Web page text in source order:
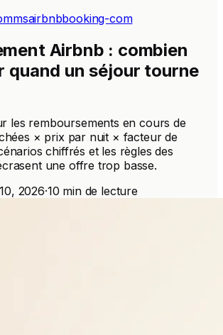
airbnbbooking-com
Airbnb : combien
quand un séjour tourne
les remboursements en cours de
× prix par nuit × facteur de
chiffrés et les règles des
une offre trop basse.
2026·10 min de lecture